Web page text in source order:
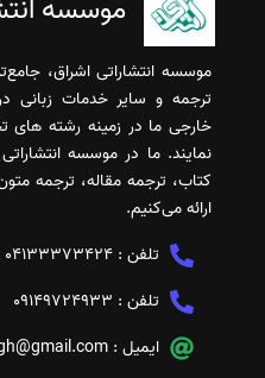
موسسه
موسسه انتشاراتی اشراق،
ترجمه و سایر خدمات زبانی
خارجی ما در زمینه رشته
نمایند. ما در موسسه
کتاب، ترجمه مقاله، ترجمه
ارائه می‌کنیم.
تلفن : 04133373424
تلفن : 09149724933
ایمیل :